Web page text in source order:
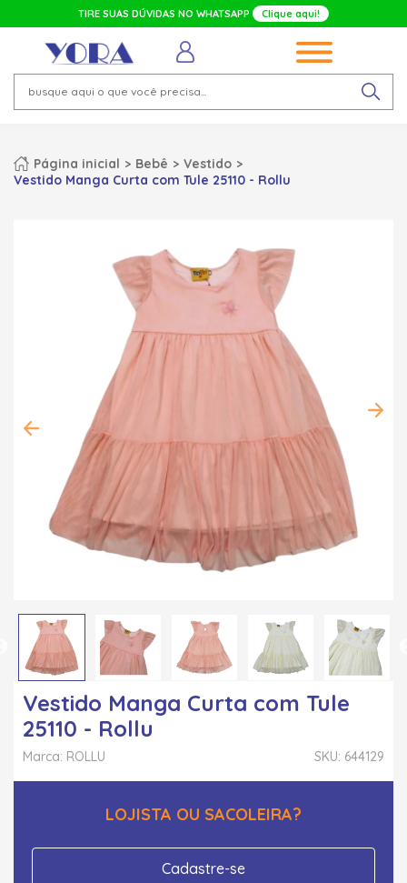
TIRE SUAS DÚVIDAS NO WHATSAPP Clique aqui!
Página inicial Bebê
Vestido
Vestido Manga Curta com Tule 25110 - Rollu
Vestido Manga Curta com Tule
25110 - Rollu
SKU: 644129
Marca: ROLLU
LOJISTA OU SACOLEIRA?
Cadastre-se